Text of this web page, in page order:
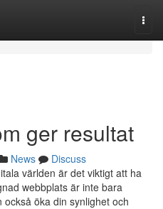
ger resultat
News
Discuss
världen är det viktigt att ha
webbplats är inte bara
öka din synlighet och